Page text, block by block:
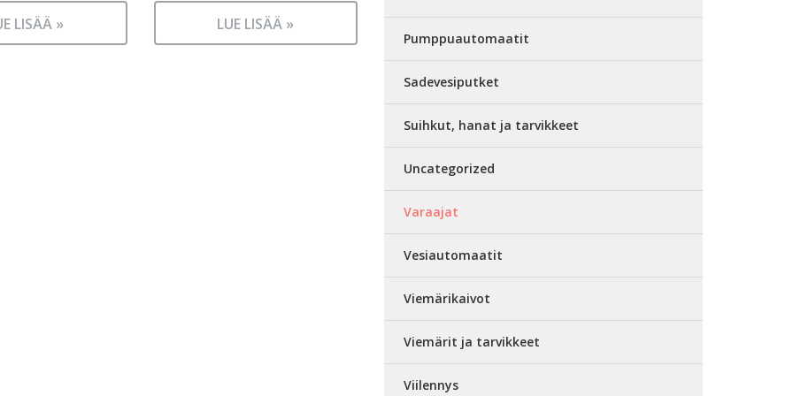
LISÄÄ » LUE LISÄÄ »
Pumppuautomaatit
Sadevesiputket
Suihkut, hanat ja tarvikkeet
Uncategorized
Varaajat
Vesiautomaatit
Viemärikaivot
Viemärit ja tarvikkeet
Viilennys